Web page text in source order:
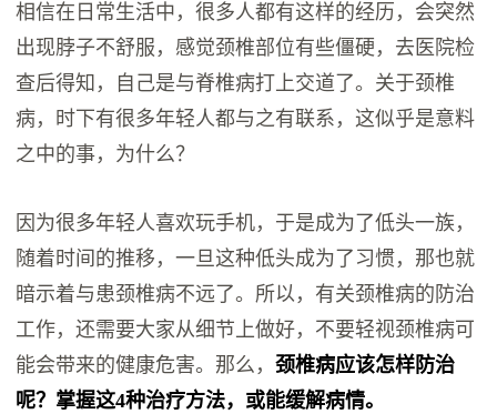
相信在日常生活中，很多人都有这样的经历，会突然
出现脖子不舒服，感觉颈椎部位有些僵硬，去医院检
查后得知，自己是与脊椎病打上交道了。关于颈椎
病，时下有很多年轻人都与之有联系，这似乎是意料
之中的事，为什么？
因为很多年轻人喜欢玩手机，于是成为了低头一族，
随着时间的推移，一旦这种低头成为了习惯，那也就
暗示着与患颈椎病不远了。所以，有关颈椎病的防治
工作，还需要大家从细节上做好，不要轻视颈椎病可
能会带来的健康危害。那么，颈椎病应该怎样防治
呢？掌握这4种治疗方法，或能缓解病情。